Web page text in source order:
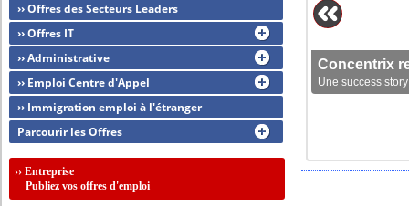
Concentrix
Une success
›› Offres des Secteurs Leaders
›› Offres IT
›› Administrative
›› Emploi Centre d'Appel
›› Immigration emploi à l'étranger
Parcourir les Offres
››Entreprise
Publiez vos offres d'emploi